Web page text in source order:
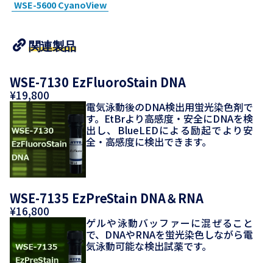
WSE-5600 CyanoView
関連製品
WSE-7130 EzFluoroStain DNA
¥19,800
電気泳動後のDNA検出用蛍光染色剤で
す。EtBrより高感度・安全にDNAを検
出し、BlueLEDによる励起でより安
全・高感度に検出できます。
WSE-7135 EzPreStain DNA＆RNA
¥16,800
ゲルや泳動バッファーに混ぜること
で、DNAやRNAを蛍光染色しながら電
気泳動可能な検出試薬です。